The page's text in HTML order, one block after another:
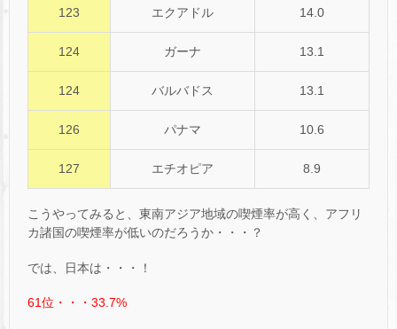
123 エクアドル 14.0
124 ガーナ 13.1
124 バルバドス 13.1
126 パナマ 10.6
127 エチオピア 8.9
こうやってみると、東南アジア地域の喫煙率が高く、アフリ
カ諸国の喫煙率が低いのだろうか・・・？
では、日本は・・・！
61位・・・33.7%